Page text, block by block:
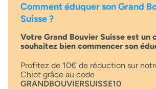
Comment éduquer son Grand
Suisse ?
Votre Grand Bouvier Suisse est un
souhaitez bien commencer son
Profitez de 10€ de réduction sur
Chiot grâce au code
GRANDBOUVIERSUISSE10